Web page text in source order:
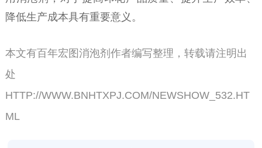
降低生产成本具有重要意义。
本文有百年宏图消泡剂作者编写整理，转载请注明出
处
HTTP://WWW.BNHTXPJ.COM/NEWSHOW_532.HT
ML